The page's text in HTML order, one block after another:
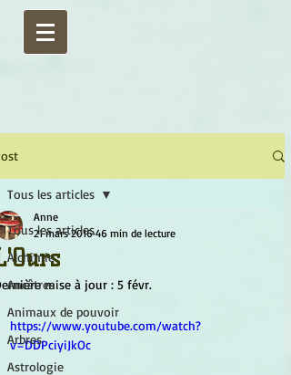
Tous les articles
Alchimie
Ancêtres
Animaux de pouvoir
Arbres
Astrologie
Tous les articles
Anne
21 mars 2016 46 min de lecture
mise à jour : 5 févr.
https://www.youtube.com/watch?
v=DDPciyiJkOc